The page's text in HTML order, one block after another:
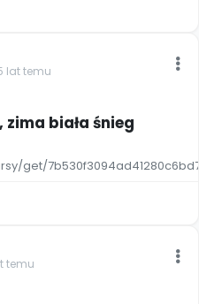
lat temu
biała śnieg
get/
temu